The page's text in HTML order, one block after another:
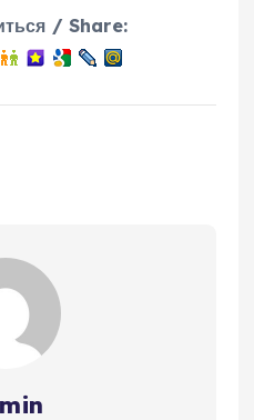
/ Share: